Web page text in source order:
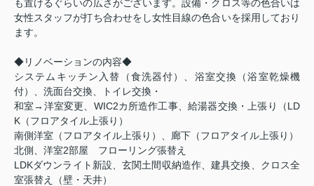
も置けるぐらいの広さがございます。設備・クロス等の色合いは
女性スタッフが打ち合わせをし女性目線の色合いを採用しており
ます。
◆リノベーションの内容◆
システムキッチン入替（食洗器付）、浴室交換（浴室乾燥機
付）、洗面台交換、トイレ交換・
和室→洋室変更、WIC2カ所造作工事、給湯器交換・上張り（LD
K（フロアタイル上張り）
南側洋室（フロアタイル上張り）、廊下（フロアタイル上張り）
北側、洋室2部屋 フローリング張替え
LDKダウンライト新設、玄関土間収納造作、建具交換、クロス全
室張替え（壁・天井）